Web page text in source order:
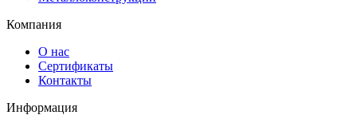
Компания
О нас
Сертификаты
Контакты
Информация